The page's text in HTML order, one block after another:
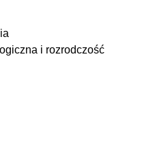
i rozrodczość